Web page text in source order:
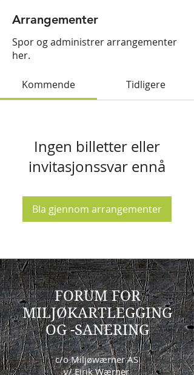
Arrangementer
Spor og administrer arrangementer
her.
Kommende Tidligere
Ingen billetter eller
invitasjonssvar ennå
Bla gjennom arrangementer
FORUM FOR
MILJØKARTLEGGING
OG -SANERING
c/o Miljøwærner AS
v/ Eirik Wærner